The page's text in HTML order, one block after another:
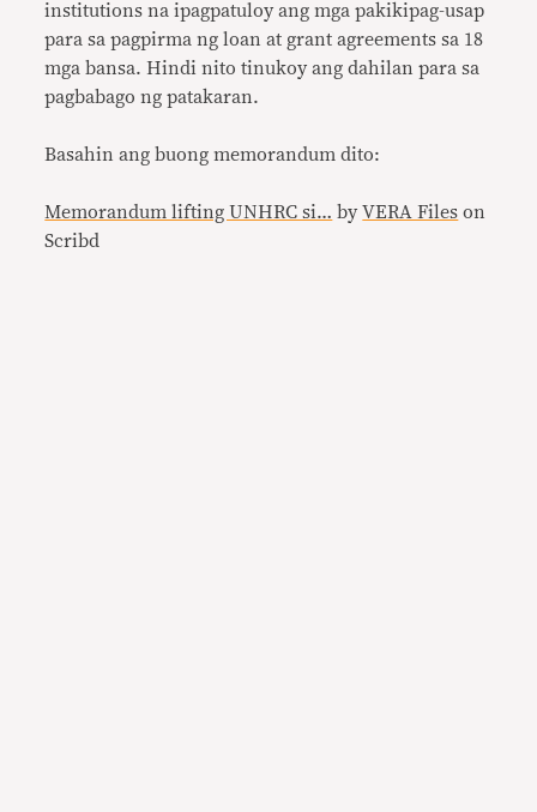
institutions na ipagpatuloy ang mga pakikipag-usap
para sa pagpirma ng loan at grant agreements sa 18
mga bansa. Hindi nito tinukoy ang dahilan para sa
pagbabago ng patakaran.
Basahin ang buong memorandum dito:
Memorandum lifting UNHRC si… byVERA Files on
Scribd